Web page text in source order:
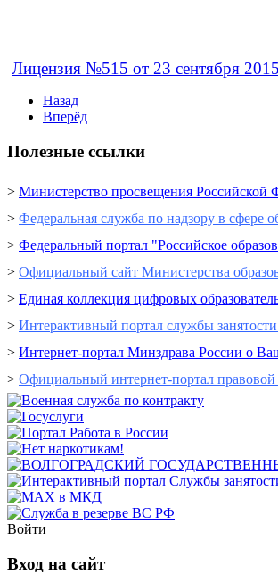
Лицензия №515 от 23 сентября
Назад
Вперёд
Полезные ссылки
> Министерство просвещения Российской
> Федеральная служба по надзору в сфере
> Федеральный портал "Российское
> Официальный сайт Министерства
> Единая коллекция цифровых
> Интерактивный портал cлужбы
> Интернет-портал Минздрава России о
> Официальный интернет-портал
Войти
Вход на сайт